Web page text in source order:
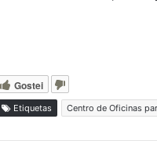
Gostei
Etiquetas Centro de Oficinas